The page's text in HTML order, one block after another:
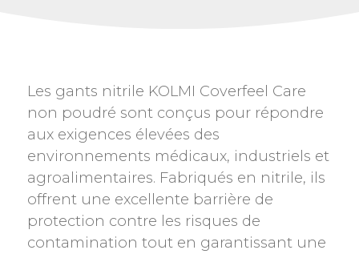
Les gants nitrile KOLMI Coverfeel Care
non poudré sont conçus pour répondre
aux exigences élevées des
environnements médicaux, industriels et
agroalimentaires. Fabriqués en nitrile, ils
offrent une excellente barrière de
protection contre les risques de
contamination tout en garantissant une